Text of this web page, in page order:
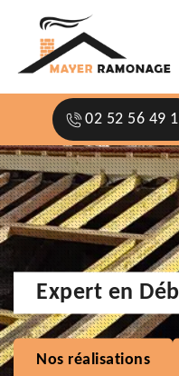
02 52 56 49
Expert en
Nos réalisations